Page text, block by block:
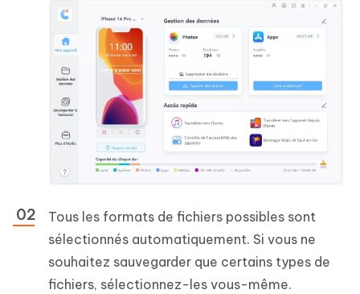
Tous les formats de fichiers possibles sont
sélectionnés automatiquement. Si vous ne
souhaitez sauvegarder que certains types de
fichiers, sélectionnez-les vous-même.